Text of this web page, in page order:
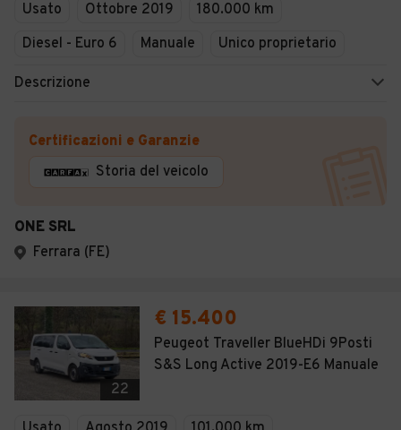
Usato Ottobre 2019
180.000 km
Diesel - Euro 6
Manuale Unico proprietario
Descrizione
Certificazioni e Garanzie
Storia del veicolo
ONE SRL
Ferrara (FE)
22
€ 15.400
Peugeot Traveller BlueHDi 9Posti
S&S Long Active 2019-E6 Manuale